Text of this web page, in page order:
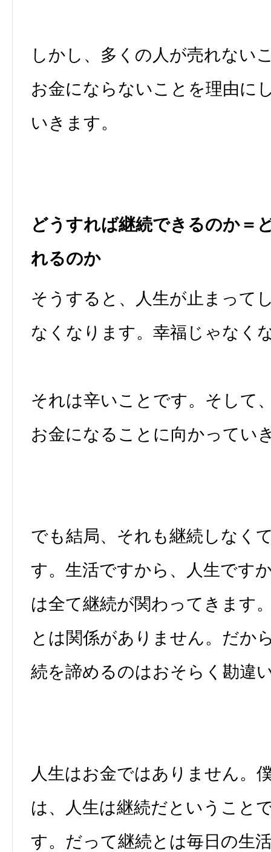
しかし、多くの人が売れない
お金にならないことを理由に
いきます。
どうすれば継続できるのか＝
れるのか
そうすると、人生が止まって
なくなります。幸福じゃなく
それは辛いことです。そして
お金になることに向かってい
でも結局、それも継続しなく
す。生活ですから、人生です
は全て継続が関わってきます
とは関係がありません。だか
続を諦めるのはおそらく勘違
人生はお金ではありません。
は、人生は継続だということ
す。だって継続とは毎日の生